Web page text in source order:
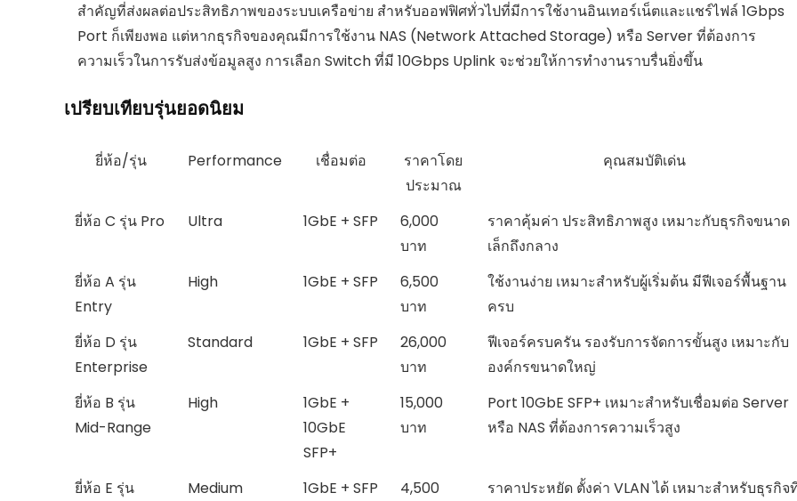
สำคัญที่ส่งผลต่อประสิทธิภาพของระบบเครือข่าย สำหรับออฟฟิศทั่วไปที่มีการใช้งานอินเทอร์เน็ตและแชร์ไฟล์ 1Gbps
Port ก็เพียงพอ แต่หากธุรกิจของคุณมีการใช้งาน NAS (Network Attached Storage) หรือ Server ที่ต้องการ
ความเร็วในการรับส่งข้อมูลสูง การเลือก Switch ที่มี 10Gbps Uplink จะช่วยให้การทำงานราบรื่นยิ่งขึ้น
เปรียบเทียบรุ่นยอดนิยม
ยี่ห้อ/รุ่น Performance เชื่อมต่อ
ราคาโดย
ประมาณ
คุณสมบัติเด่น
ยี่ห้อ C รุ่น Pro Ultra 1GbE + SFP
6,000
บาท
ราคาคุ้มค่า ประสิทธิภาพสูง เหมาะกับธุรกิจขนาด
เล็กถึงกลาง
ยี่ห้อ A รุ่น
Entry
High 1GbE + SFP
6,500
บาท
ใช้งานง่าย เหมาะสำหรับผู้เริ่มต้น มีฟีเจอร์พื้นฐาน
ครบ
ยี่ห้อ D รุ่น
Enterprise
Standard 1GbE + SFP
26,000
บาท
ฟีเจอร์ครบครัน รองรับการจัดการขั้นสูง เหมาะกับ
องค์กรขนาดใหญ่
ยี่ห้อ B รุ่น
Mid-Range
High
1GbE +
10GbE
SFP+
15,000
บาท
Port 10GbE SFP+ เหมาะสำหรับเชื่อมต่อ Server
หรือ NAS ที่ต้องการความเร็วสูง
ยี่ห้อ E รุ่น
Medium 1GbE + SFP
4,500
ราคาประหยัด ตั้งค่า VLAN ได้ เหมาะสำหรับธุรกิจ